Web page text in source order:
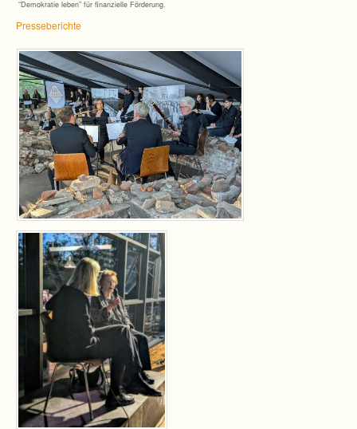
“Demo­kra­tie leben” für finan­zi­elle Förderung.
Pres­se­be­richte